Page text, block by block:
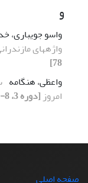
و
واسو جویباری،
واژههای
78]
واعظی، هنگامه
امروز [دوره 3، 8-9، 1386، صفحه 49-70]
صفحه اصلی